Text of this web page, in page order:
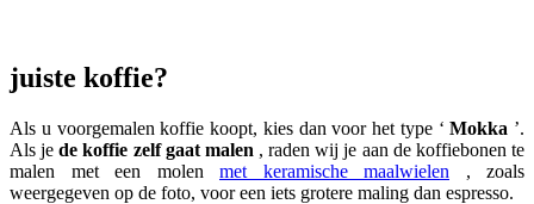
juiste koffie?
Als u voorgemalen koffie koopt, kies dan voor het type ‘Mokka ’.
Als jede koffie zelf gaat malen , raden wij je aan de koffiebonen te
malen met een molen met keramische maalwielen , zoals
weergegeven op de foto, voor een iets grotere maling dan espresso.